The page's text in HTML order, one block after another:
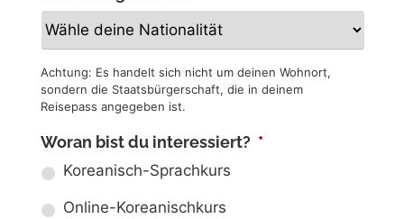
Achtung: Es handelt sich nicht um deinen Wohnort,
sondern die Staatsbürgerschaft, die in deinem
Reisepass angegeben ist.
Woran bist du interessiert? *
Koreanisch-Sprachkurs
Online-Koreanischkurs